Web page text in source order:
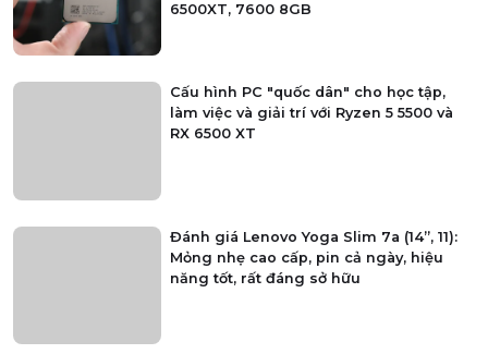
6500XT, 7600 8GB
Cấu hình PC "quốc dân" cho học tập,
làm việc và giải trí với Ryzen 5 5500 và
RX 6500 XT
Đánh giá Lenovo Yoga Slim 7a (14”, 11):
Mỏng nhẹ cao cấp, pin cả ngày, hiệu
năng tốt, rất đáng sở hữu